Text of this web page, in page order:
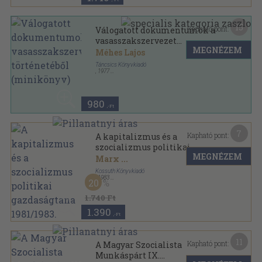
Válogatott dokumentumok a
vasasszakszervezet
történetéből (minikönyv)
Méhes Lajos
Táncsics Könyvkiadó
1977
980 ,-Ft
Kapható pont: 15
MEGNÉZEM
A kapitalizmus és a
szocializmus politikai
gazdaságtana 1981/1983.
Marx ...
Kossuth Könyvkiadó
1983
Ragasztott papírkötés
A kapitalizmus és a szocializmus politikai
gazdaságtana sorozat
1.740 Ft
20
1.390 ,-Ft
Kapható pont:
MEGNÉZEM
A Magyar Szocialista
Munkáspárt IX.
Kapható pont: